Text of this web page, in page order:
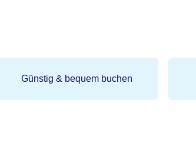
Günstig & bequem buchen